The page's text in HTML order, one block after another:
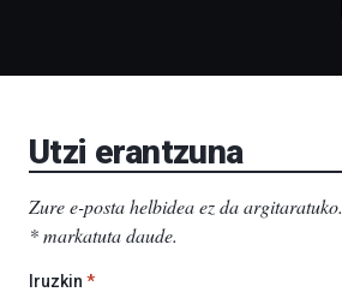
Utzi erantzuna
Zure e-posta helbidea ez da argitaratuko.
*markatuta daude.
Iruzkin *